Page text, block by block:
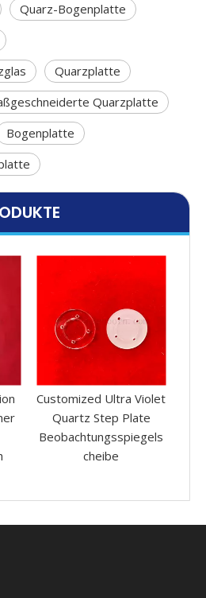
Quarz-Bogenplatte
Quarzplatte
Quarzplatte
Bogenplatte
Customisierte
polierende perforierte
transparente Laser -
Fusions -Quarz -Silica -